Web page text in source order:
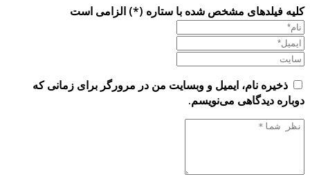
کلیه فیلدهای مشخص شده با ستاره (*) الزامی است
ذخیره نام، ایمیل و وبسایت من در مرورگر برای زمانی که
دوباره دیدگاهی می‌نویسم.